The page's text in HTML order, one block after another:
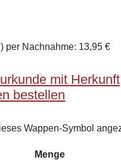
per Nachnahme: 13,95 €
mit
bestellen
Wappen-Symbol
Menge